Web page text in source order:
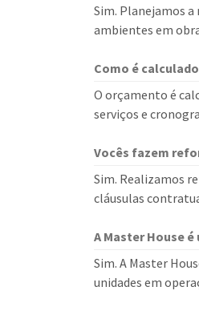
Sim. Planejamos
ambientes em
Como é
O orçamento é
serviços e
Vocês fazem
Sim. Realizamos
cláusulas
A Master House
Sim. A Master
unidades em